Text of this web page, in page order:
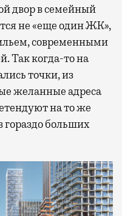
двор в семейный
не «еще один ЖК»,
современными
Так когда-то на
точки, из
желанные адреса
на то же
гораздо больших